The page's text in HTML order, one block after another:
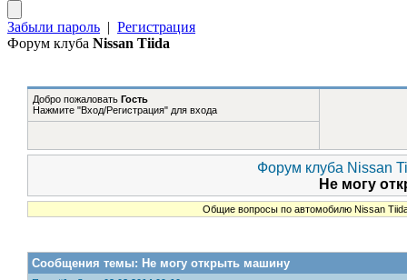
Забыли пароль | Регистрация
Форум клуба Nissan Tiida
Добро пожаловать Гость
Нажмите "Вход/Регистрация" для входа
Форум клуба Nissan
Не могу
Общие вопросы по автомобилю Nissan
Сообщения темы:Не могу открыть машину